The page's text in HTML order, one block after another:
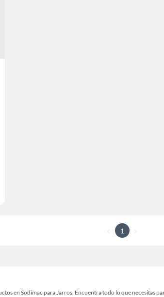
1
en Sodimac para Jarros. Encuentra todo lo que necesitas